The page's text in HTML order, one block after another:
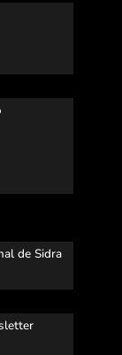
de Sidra